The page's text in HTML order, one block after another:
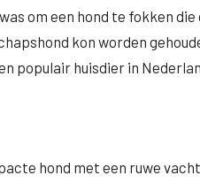
om een hond te fokken
kon worden
populair huisdier in
hond met een ruwe